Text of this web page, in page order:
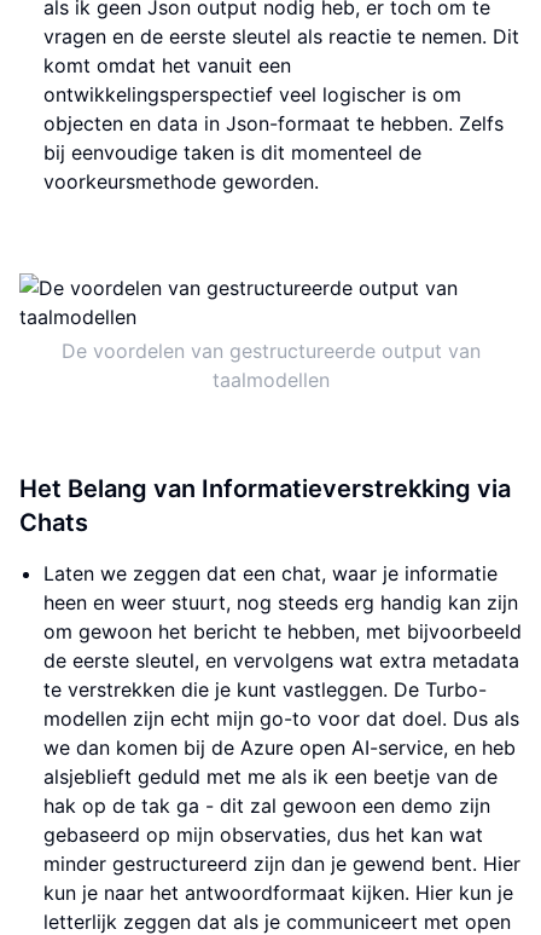
als ik geen Json output nodig heb, er toch om te
vragen en de eerste sleutel als reactie te nemen. Dit
komt omdat het vanuit een
ontwikkelingsperspectief veel logischer is om
objecten en data in Json-formaat te hebben. Zelfs
bij eenvoudige taken is dit momenteel de
voorkeursmethode geworden.
De voordelen van gestructureerde output van
taalmodellen
Het Belang van Informatieverstrekking via
Chats
Laten we zeggen dat een chat, waar je informatie
heen en weer stuurt, nog steeds erg handig kan zijn
om gewoon het bericht te hebben, met bijvoorbeeld
de eerste sleutel, en vervolgens wat extra metadata
te verstrekken die je kunt vastleggen. De Turbo-
modellen zijn echt mijn go-to voor dat doel. Dus als
we dan komen bij de Azure open AI-service, en heb
alsjeblieft geduld met me als ik een beetje van de
hak op de tak ga - dit zal gewoon een demo zijn
gebaseerd op mijn observaties, dus het kan wat
minder gestructureerd zijn dan je gewend bent. Hier
kun je naar het antwoordformaat kijken. Hier kun je
letterlijk zeggen dat als je communiceert met open